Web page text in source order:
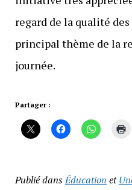
regard de la qualité
principal thème de la
journée.
Partager :
Publié dansÉducation et